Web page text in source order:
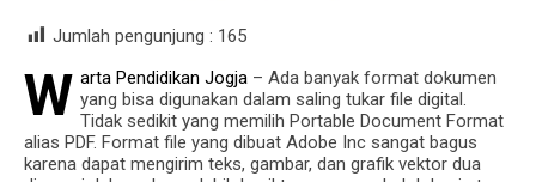
Jumlah pengunjung : 165
W arta Pendidikan Jogja – Ada banyak format dokumen
yang bisa digunakan dalam saling tukar file digital.
Tidak sedikit yang memilih Portable Document Format
alias PDF. Format file yang dibuat Adobe Inc sangat bagus
karena dapat mengirim teks, gambar, dan grafik vektor dua